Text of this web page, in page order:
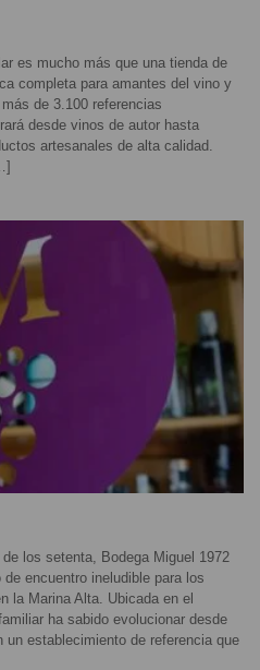
es mucho más que una tienda de
completa para amantes del vino y
de 3.100 referencias
desde vinos de autor hasta
artesanales de alta calidad.
los setenta, Bodega Miguel 1972
encuentro ineludible para los
la Marina Alta. Ubicada en el
ha sabido evolucionar desde
establecimiento de referencia que